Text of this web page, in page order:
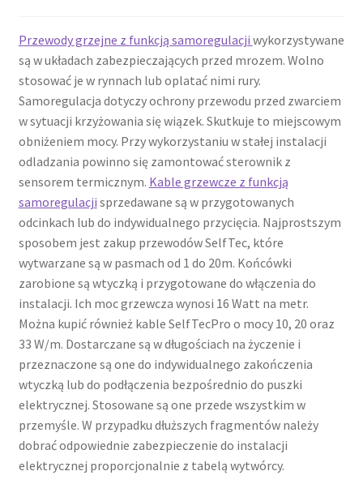
Przewody grzejne z funkcją samoregulacji wykorzystywane
są w układach zabezpieczających przed mrozem. Wolno
stosować je w rynnach lub oplatać nimi rury.
Samoregulacja dotyczy ochrony przewodu przed zwarciem
w sytuacji krzyżowania się wiązek. Skutkuje to miejscowym
obniżeniem mocy. Przy wykorzystaniu w stałej instalacji
odladzania powinno się zamontować sterownik z
sensorem termicznym. Kable grzewcze z funkcją
samoregulacji sprzedawane są w przygotowanych
odcinkach lub do indywidualnego przycięcia. Najprostszym
sposobem jest zakup przewodów SelfTec, które
wytwarzane są w pasmach od 1 do 20m. Końcówki
zarobione są wtyczką i przygotowane do włączenia do
instalacji. Ich moc grzewcza wynosi 16 Watt na metr.
Można kupić również kable SelfTecPro o mocy 10, 20 oraz
33 W/m. Dostarczane są w długościach na życzenie i
przeznaczone są one do indywidualnego zakończenia
wtyczką lub do podłączenia bezpośrednio do puszki
elektrycznej. Stosowane są one przede wszystkim w
przemyśle. W przypadku dłuższych fragmentów należy
dobrać odpowiednie zabezpieczenie do instalacji
elektrycznej proporcjonalnie z tabelą wytwórcy.